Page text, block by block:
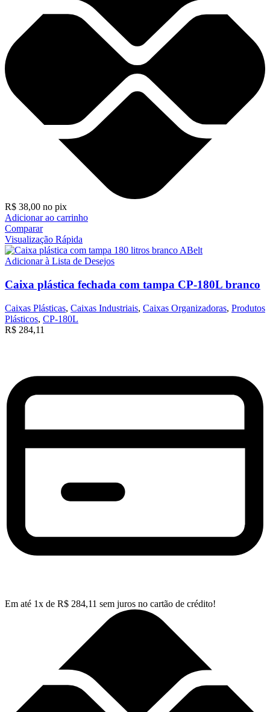
R$ 38,00 no pix
Adicionar ao carrinho
Comparar
Visualização Rápida
Adicionar à Lista de Desejos
Caixa plástica fechada com tampa CP-180L branco
Caixas Plásticas, Caixas Industriais, Caixas Organizadoras, Produtos
Plásticos, CP-180L
R$ 284,11
Em até 1x de R$ 284,11 sem juros no cartão de crédito!